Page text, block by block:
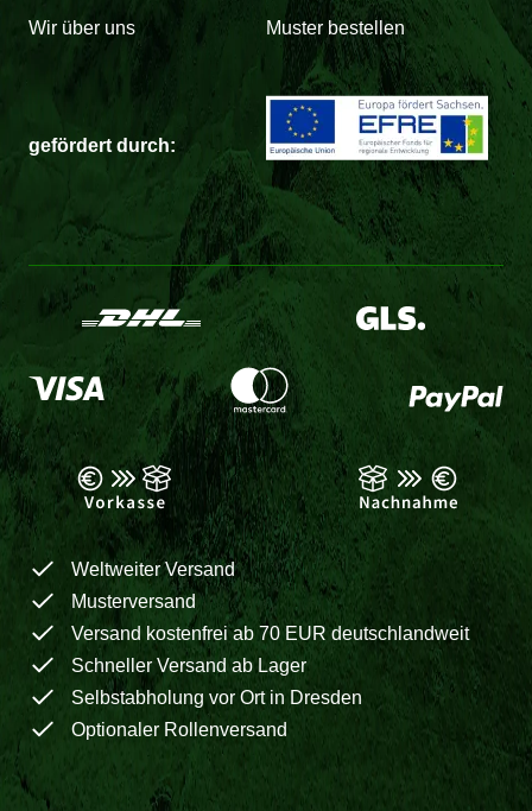
Wir über uns Muster bestellen
gefördert durch:
Weltweiter Versand
Musterversand
Versand kostenfrei ab 70 EUR deutschlandweit
Schneller Versand ab Lager
Selbstabholung vor Ort in Dresden
Optionaler Rollenversand